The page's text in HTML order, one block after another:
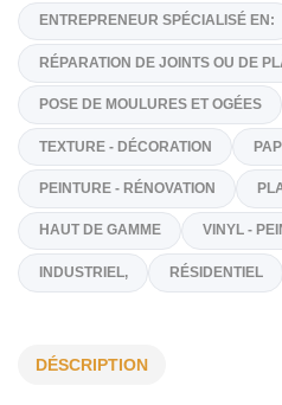
www.coloritech.com/
Spécialités
ENTREPRENEUR SPÉCIALISÉ
RÉPARATION DE JOINTS OU DE
TEXTURE - DÉCORATION
DÉSCRIPTION